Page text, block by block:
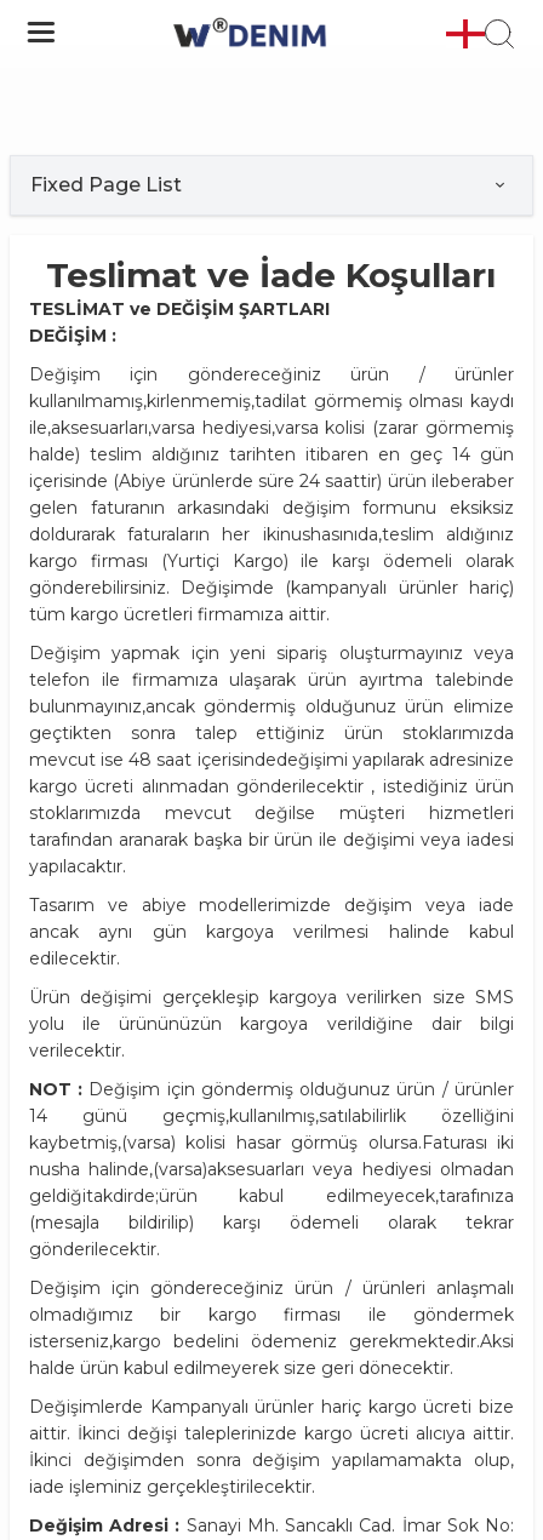
Fixed Page List
Teslimat ve İade Koşulları
TESLİMAT ve DEĞİŞİM ŞARTLARI
DEĞİŞİM :
Değişim için göndereceğiniz ürün / ürünler
kullanılmamış,kirlenmemiş,tadilat görmemiş olması kaydı
ile,aksesuarları,varsa hediyesi,varsa kolisi (zarar görmemiş
halde) teslim aldığınız tarihten itibaren en geç 14 gün
içerisinde (Abiye ürünlerde süre 24 saattir) ürün ileberaber
gelen faturanın arkasındaki değişim formunu eksiksiz
doldurarak faturaların her ikinushasınıda,teslim aldığınız
kargo firması (Yurtiçi Kargo) ile karşı ödemeli olarak
gönderebilirsiniz. Değişimde (kampanyalı ürünler hariç)
tüm kargo ücretleri firmamıza aittir.
Değişim yapmak için yeni sipariş oluşturmayınız veya
telefon ile firmamıza ulaşarak ürün ayırtma talebinde
bulunmayınız,ancak göndermiş olduğunuz ürün elimize
geçtikten sonra talep ettiğiniz ürün stoklarımızda
mevcut ise 48 saat içerisindedeğişimi yapılarak adresinize
kargo ücreti alınmadan gönderilecektir , istediğiniz ürün
stoklarımızda mevcut değilse müşteri hizmetleri
tarafından aranarak başka bir ürün ile değişimi veya iadesi
yapılacaktır.
Tasarım ve abiye modellerimizde değişim veya iade
ancak aynı gün kargoya verilmesi halinde kabul
edilecektir.
Ürün değişimi gerçekleşip kargoya verilirken size SMS
yolu ile ürününüzün kargoya verildiğine dair bilgi
verilecektir.
NOT : Değişim için göndermiş olduğunuz ürün / ürünler
14 günü geçmiş,kullanılmış,satılabilirlik özelliğini
kaybetmiş,(varsa) kolisi hasar görmüş olursa.Faturası iki
nusha halinde,(varsa)aksesuarları veya hediyesi olmadan
geldiğitakdirde;ürün kabul edilmeyecek,tarafınıza
(mesajla bildirilip) karşı ödemeli olarak tekrar
gönderilecektir.
Değişim için göndereceğiniz ürün / ürünleri anlaşmalı
olmadığımız bir kargo firması ile göndermek
isterseniz,kargo bedelini ödemeniz gerekmektedir.Aksi
halde ürün kabul edilmeyerek size geri dönecektir.
Değişimlerde Kampanyalı ürünler hariç kargo ücreti bize
aittir. İkinci değişi taleplerinizde kargo ücreti alıcıya aittir.
İkinci değişimden sonra değişim yapılamamakta olup,
iade işleminiz gerçekleştirilecektir.
Değişim Adresi : Sanayi Mh. Sancaklı Cad. İmar Sok No: